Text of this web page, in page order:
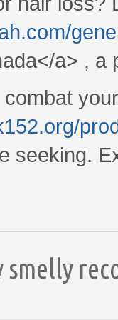
a> , a
seeking.